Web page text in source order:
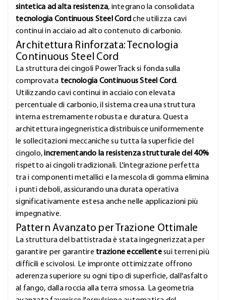
sintetica ad alta resistenza, integrano la consolidata
tecnologia Continuous Steel Cord che utilizza cavi
continui in acciaio ad alto contenuto di carbonio.
Architettura Rinforzata: Tecnologia
Continuous Steel Cord
La struttura dei cingoli PowerTrack si fonda sulla
comprovata tecnologia Continuous Steel Cord.
Utilizzando cavi continui in acciaio con elevata
percentuale di carbonio, il sistema crea una struttura
interna estremamente robusta e duratura. Questa
architettura ingegneristica distribuisce uniformemente
le sollecitazioni meccaniche su tutta la superficie del
cingolo,incrementando la resistenza strutturale del 40%
rispetto ai cingoli tradizionali. L'integrazione perfetta
tra i componenti metallici e la mescola di gomma elimina
i punti deboli, assicurando una durata operativa
significativamente estesa anche nelle applicazioni più
impegnative.
Pattern Avanzato per Trazione Ottimale
La struttura del battistrada è stata ingegnerizzata per
garantire per garantire trazione eccellentesui terreni più
difficili e scivolosi. Le impronte ottimizzate offrono
aderenza superiore su ogni tipo di superficie, dall'asfalto
al fango, dalla roccia alla terra smossa. La geometria